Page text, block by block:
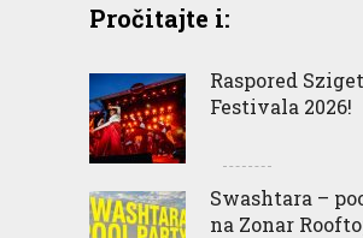
Pročitajte i:
Raspored Sziget
Festivala 2026!
Swashtara –
na Zonar